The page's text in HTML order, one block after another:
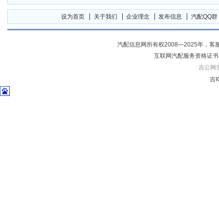
设为首页 关于我们 企业理念 发布信息 汽配QQ群
汽配信息网所有权2008—2025年，客
互联网汽配服务资格证
吉公网
吉